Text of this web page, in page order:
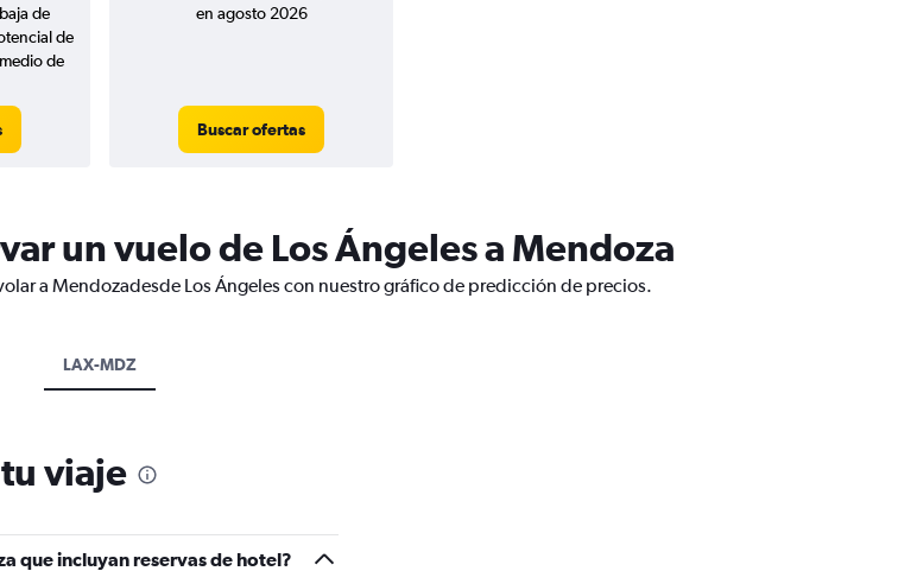
de
de
de
en agosto 2026
Buscar ofertas
un vuelo de Los Ángeles a Mendoza
a Mendozadesde Los Ángeles con nuestro gráfico de predicción de precios.
LAX-MDZ
viaje
que incluyan reservas de hotel?